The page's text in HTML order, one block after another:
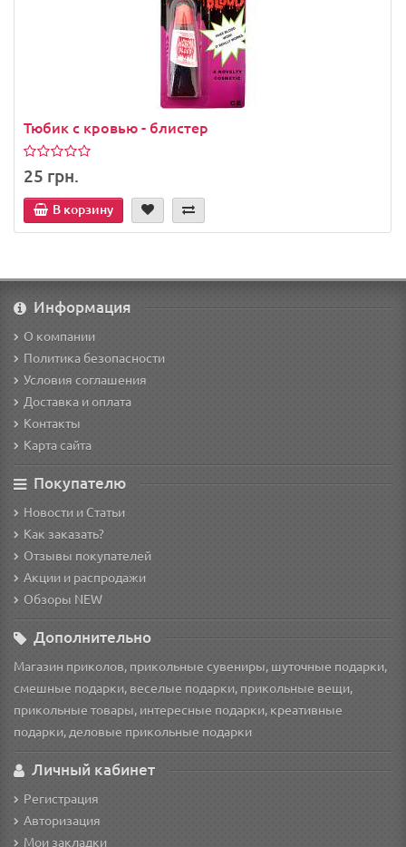
Тюбик с кровью - блистер
25 грн.
В корзину
Информация
О компании
Политика безопасности
Условия соглашения
Доставка и оплата
Контакты
Карта сайта
Покупателю
Новости и Статьи
Как заказать?
Отзывы покупателей
Акции и распродажи
Обзоры NEW
Дополнительно
Магазин приколов, прикольные сувениры, шуточные подарки,
смешные подарки, веселые подарки, прикольные вещи,
прикольные товары, интересные подарки, креативные
подарки, деловые прикольные подарки
Личный кабинет
Регистрация
Авторизация
Мои закладки